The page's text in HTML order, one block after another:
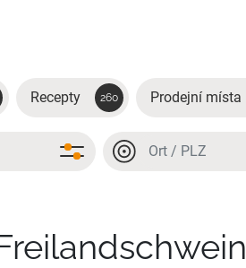
Recepty 260 Prodejní místa
Místo nebo PSČ